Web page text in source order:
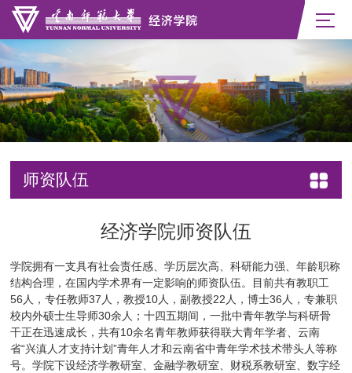
师资队伍
经济学院师资队伍
学院拥有一支具有社会责任感、学历层次高、科研能力强、年龄职称
结构合理，在国内学术界有一定影响的师资队伍。目前共有教职工
56人，专任教师37人，教授10人，副教授22人，博士36人，专兼职
校内外硕士生导师30余人；十四五期间，一批中青年教学与科研骨
干正在迅速成长，共有10余名青年教师获得联大青年学者、云南
省“兴滇人才支持计划”青年人才和云南省中青年学术技术带头人等称
号。学院下设经济学教研室、金融学教研室、财税系教研室、数字经